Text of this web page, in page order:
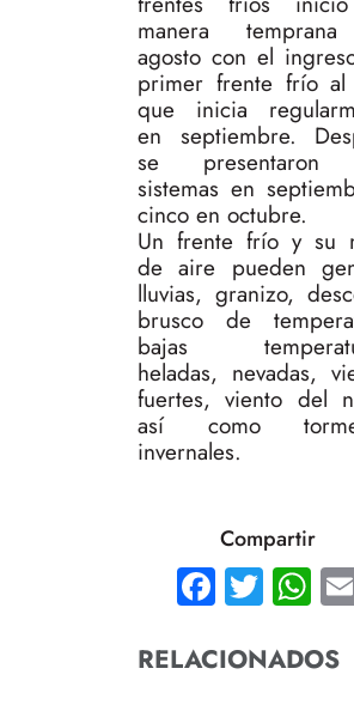
manera
agosto con el
primer frente frío al
que inicia
en septiembre.
se presentaron
sistemas en
cinco en octubre.
Un frente frío y su
de aire pueden
lluvias, granizo,
brusco de
bajas
heladas, nevadas,
fuertes, viento del
así como
invernales.
Compartir
RELACIONADOS